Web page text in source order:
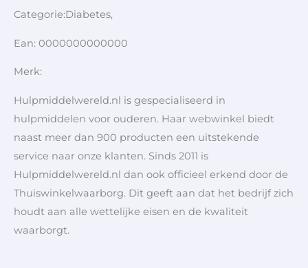
Categorie:Diabetes,
Ean: 0000000000000
Merk:
Hulpmiddelwereld.nl is gespecialiseerd in
hulpmiddelen voor ouderen. Haar webwinkel biedt
naast meer dan 900 producten een uitstekende
service naar onze klanten. Sinds 2011 is
Hulpmiddelwereld.nl dan ook officieel erkend door de
Thuiswinkelwaarborg. Dit geeft aan dat het bedrijf zich
houdt aan alle wettelijke eisen en de kwaliteit
waarborgt.